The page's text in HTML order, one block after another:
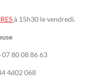
à 15h30 le vendredi.
80 08 86 63
4d02 068